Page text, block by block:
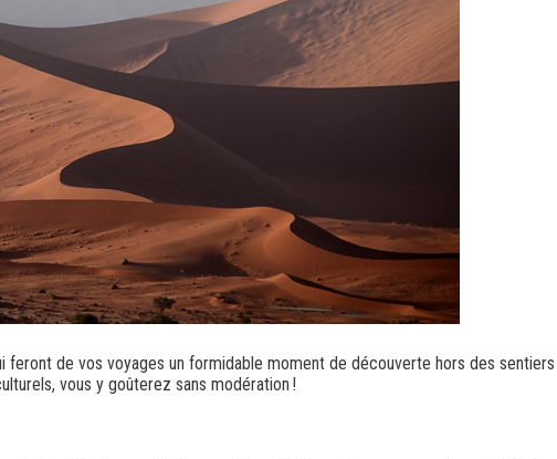
de vos voyages un formidable moment de découverte hors des sentiers
vous y goûterez sans modération !